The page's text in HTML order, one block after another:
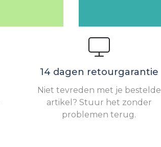
14 dagen retourgarantie
Niet tevreden met je bestelde
artikel? Stuur het zonder
problemen terug.